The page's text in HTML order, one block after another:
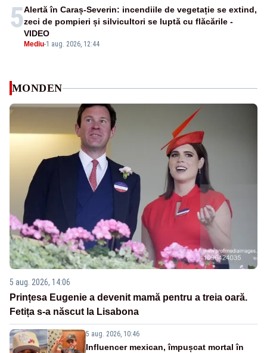
5
Mediu-1 aug. 2026, 12:44
Alertă în Caraș-Severin: incendiile de vegetație se extind,
zeci de pompieri și silvicultori se luptă cu flăcările -
VIDEO
MONDEN
5 aug. 2026, 14:06
Prințesa Eugenie a devenit mamă pentru a treia oară.
Fetița s-a născut la Lisabona
5 aug. 2026, 10:46
Influencer mexican, împușcat mortal în